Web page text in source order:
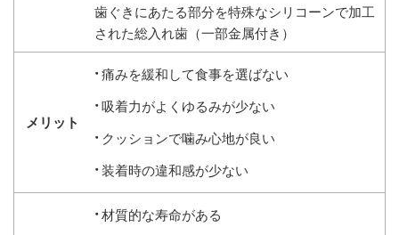
歯ぐきにあたる部分を特殊なシリコーンで加工
された総入れ歯（一部金属付き）
痛みを緩和して食事を選ばない
吸着力がよくゆるみが少ない
クッションで噛み心地が良い
装着時の違和感が少ない
材質的な寿命がある